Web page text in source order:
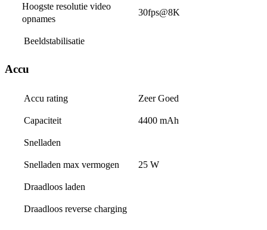
Hoogste resolutie video
opnames
30fps@8K
Beeldstabilisatie
Accu
Accu rating Zeer Goed
Capaciteit 4400 mAh
Snelladen
Snelladen max vermogen 25 W
Draadloos laden
Draadloos reverse charging